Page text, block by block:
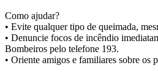
Como ajudar?
• Evite qualquer tipo de queimada,
• Denuncie focos de incêndio
Bombeiros pelo telefone 193.
• Oriente amigos e familiares sobre os